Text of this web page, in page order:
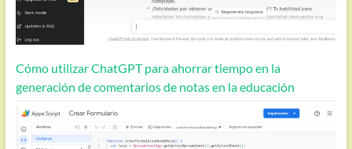
Cómo utilizar ChatGPT para ahorrar tiempo en la
generación de comentarios de notas en la educación